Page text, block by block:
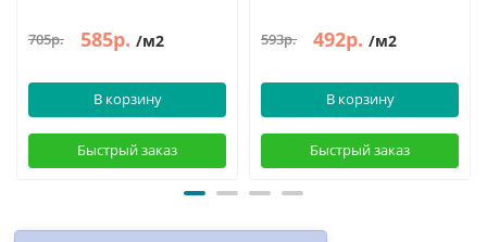
705р. 585р. /м2
В корзину
Быстрый заказ
593р. 492р. /м2
В корзину
Быстрый заказ